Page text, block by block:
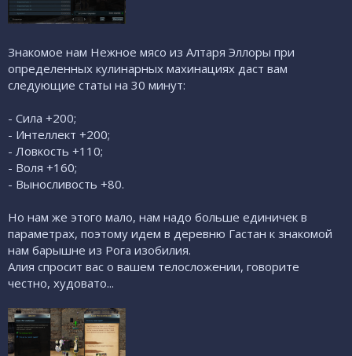
Знакомое нам Нежное мясо из Алтаря Эллоры при
определенных кулинарных махинациях даст вам
следующие статы на 30 минут:
- Сила +200;
- Интеллект +200;
- Ловкость +110;
- Воля +160;
- Выносливость +80.
Но нам же этого мало, нам надо больше единичек в
параметрах, поэтому идем в деревню Гастан к знакомой
нам барышне из Рога изобилия.
Алия спросит вас о вашем телосложении, говорите
честно, худовато...